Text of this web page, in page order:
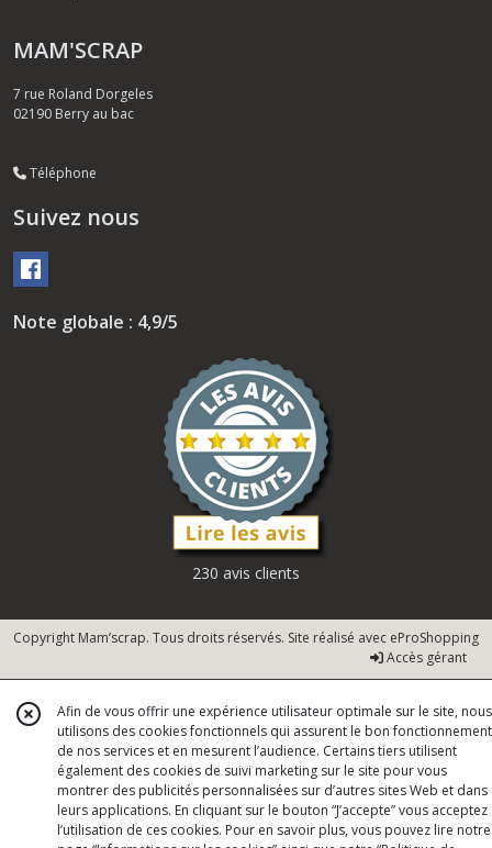
MAM'SCRAP
7 rue Roland Dorgeles
02190 Berry au bac
Téléphone
Suivez nous
Note globale : 4,9/5
230 avis clients
Copyright Mam’scrap. Tous droits réservés. Site réalisé avec eProShopping
Accès gérant
Afin de vous offrir une expérience utilisateur optimale sur le site, nous
utilisons des cookies fonctionnels qui assurent le bon fonctionnement
de nos services et en mesurent l’audience. Certains tiers utilisent
également des cookies de suivi marketing sur le site pour vous
montrer des publicités personnalisées sur d’autres sites Web et dans
leurs applications. En cliquant sur le bouton “J’accepte” vous acceptez
l’utilisation de ces cookies. Pour en savoir plus, vous pouvez lire notre